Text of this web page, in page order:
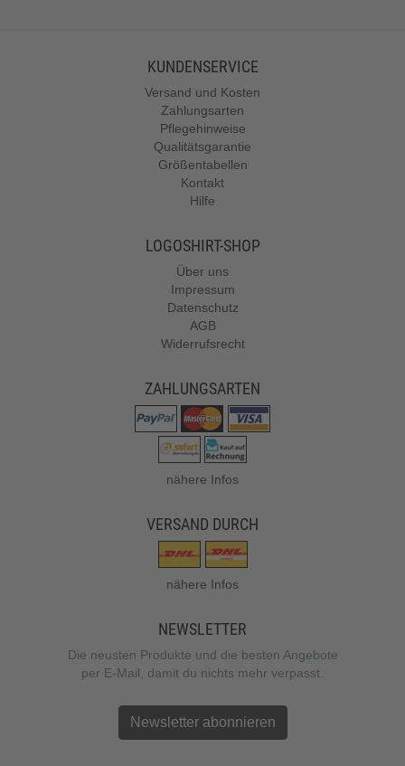
KUNDENSERVICE
Versand und Kosten
Zahlungsarten
Pflegehinweise
Qualitätsgarantie
Größentabellen
Kontakt
Hilfe
LOGOSHIRT-SHOP
Über uns
Impressum
Datenschutz
AGB
Widerrufsrecht
ZAHLUNGSARTEN
nähere Infos
VERSAND DURCH
nähere Infos
NEWSLETTER
Die neusten Produkte und die besten Angebote
per E-Mail, damit du nichts mehr verpasst.
Newsletter abonnieren